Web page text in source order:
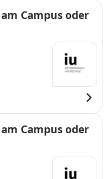
Campus oder
Campus oder